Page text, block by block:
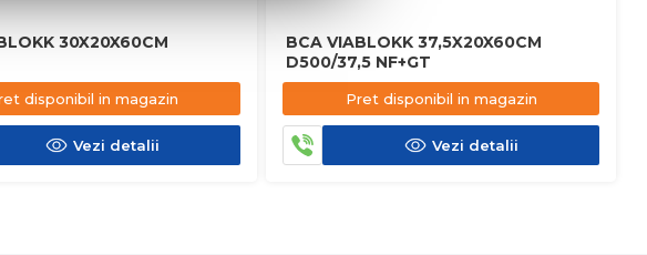
30X20X60CM
disponibil in magazin
Vezi detalii
BCA VIABLOKK 37,5X20X60CM
D500/37,5 NF+GT
Pret disponibil in magazin
Vezi detalii